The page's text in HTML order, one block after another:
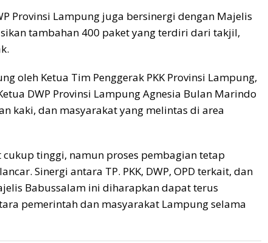
Provinsi Lampung juga bersinergi dengan Majelis
tambahan 400 paket yang terdiri dari takjil,
oleh Ketua Tim Penggerak PKK Provinsi Lampung,
DWP Provinsi Lampung Agnesia Bulan Marindo
kaki, dan masyarakat yang melintas di area
tinggi, namun proses pembagian tetap
Sinergi antara TP. PKK, DWP, OPD terkait, dan
Babussalam ini diharapkan dapat terus
pemerintah dan masyarakat Lampung selama